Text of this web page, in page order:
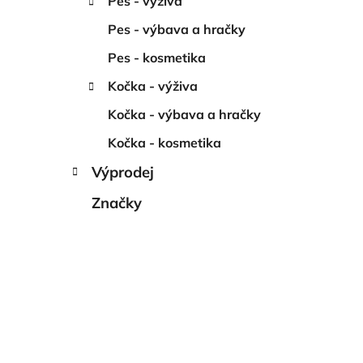
Pes - výbava a hračky
Pes - kosmetika
Kočka - výživa
Kočka - výbava a hračky
Kočka - kosmetika
Výprodej
Značky